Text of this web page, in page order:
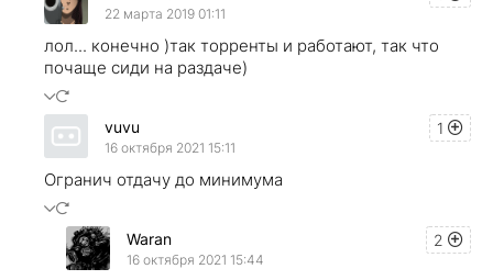
22 марта 2019 01:11
лол... конечно )так торренты и работают, так что
почаще сиди на раздаче)
1
vuvu
16 октября 2021 15:11
Огранич отдачу до минимума
2
Waran
16 октября 2021 15:44